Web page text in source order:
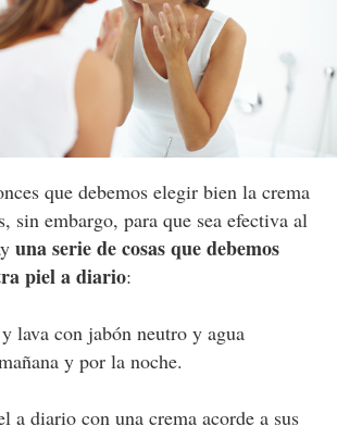
que debemos elegir bien la crema
sin embargo, para que sea efectiva al
una serie de cosas que debemos
piel a diario:
lava con jabón neutro y agua
y por la noche.
a diario con una crema acorde a sus